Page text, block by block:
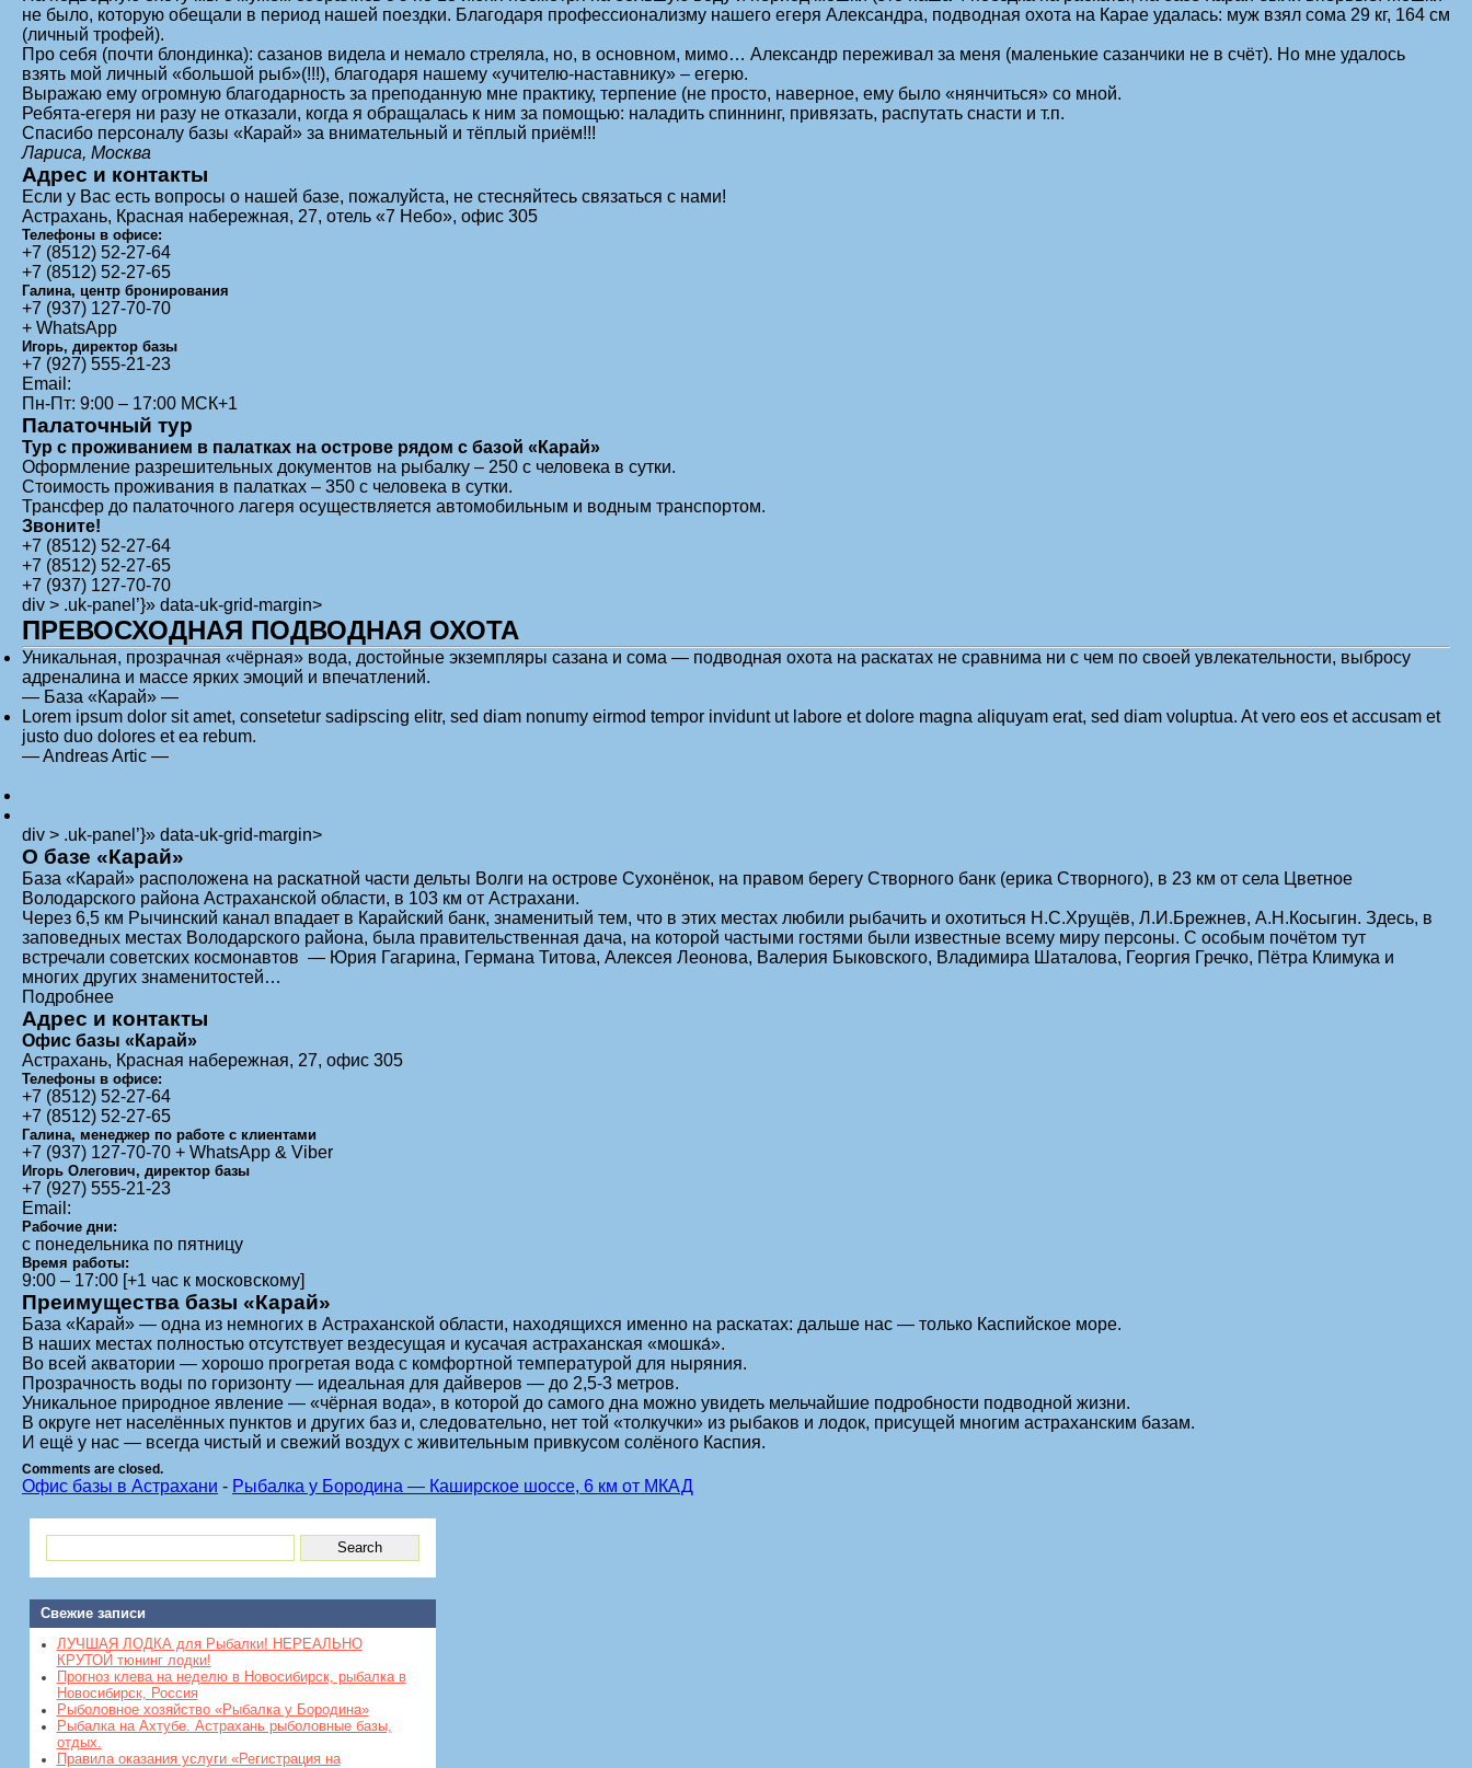
не было, которую обещали в период нашей поездки. Благодаря профессионализму нашего егеря Александра, подводная охота на Карае удалась: муж взял сома 29 кг, 164 см
(личный трофей).
Про себя (почти блондинка): сазанов видела и немало стреляла, но, в основном, мимо… Александр переживал за меня (маленькие сазанчики не в счёт). Но мне удалось
взять мой личный «большой рыб»(!!!), благодаря нашему «учителю-наставнику» – егерю.
Выражаю ему огромную благодарность за преподанную мне практику, терпение (не просто, наверное, ему было «нянчиться» со мной.
Ребята-егеря ни разу не отказали, когда я обращалась к ним за помощью: наладить спиннинг, привязать, распутать снасти и т.п.
Спасибо персоналу базы «Карай» за внимательный и тёплый приём!!!
Лариса, Москва
Адрес и контакты
Если у Вас есть вопросы о нашей базе, пожалуйста, не стесняйтесь связаться с нами!
Астрахань, Красная набережная, 27, отель «7 Небо», офис 305
Телефоны в офисе:
+7 (8512) 52-27-64
+7 (8512) 52-27-65
Галина, центр бронирования
+7 (937) 127-70-70
+ WhatsApp
Игорь, директор базы
+7 (927) 555-21-23
Email:
Пн-Пт: 9:00 – 17:00 МСК+1
Палаточный тур
Тур с проживанием в палатках на острове рядом с базой «Карай»
Оформление разрешительных документов на рыбалку – 250 с человека в сутки.
Стоимость проживания в палатках – 350 с человека в сутки.
Трансфер до палаточного лагеря осуществляется автомобильным и водным транспортом.
Звоните!
+7 (8512) 52-27-64
+7 (8512) 52-27-65
+7 (937) 127-70-70
div > .uk-panel’}» data-uk-grid-margin>
ПРЕВОСХОДНАЯ ПОДВОДНАЯ ОХОТА
Уникальная, прозрачная «чёрная» вода, достойные экземпляры сазана и сома — подводная охота на раскатах не сравнима ни с чем по своей увлекательности, выбросу
адреналина и массе ярких эмоций и впечатлений.
— База «Карай» —
Lorem ipsum dolor sit amet, consetetur sadipscing elitr, sed diam nonumy eirmod tempor invidunt ut labore et dolore magna aliquyam erat, sed diam voluptua. At vero eos et accusam et
justo duo dolores et ea rebum.
— Andreas Artic —
div > .uk-panel’}» data-uk-grid-margin>
О базе «Карай»
База «Карай» расположена на раскатной части дельты Волги на острове Сухонёнок, на правом берегу Створного банк (ерика Створного), в 23 км от села Цветное
Володарского района Астраханской области, в 103 км от Астрахани.
Через 6,5 км Рычинский канал впадает в Карайский банк, знаменитый тем, что в этих местах любили рыбачить и охотиться Н.С.Хрущёв, Л.И.Брежнев, А.Н.Косыгин. Здесь, в
заповедных местах Володарского района, была правительственная дача, на которой частыми гостями были известные всему миру персоны. С особым почётом тут
встречали советских космонавтов — Юрия Гагарина, Германа Титова, Алексея Леонова, Валерия Быковского, Владимира Шаталова, Георгия Гречко, Пётра Климука и
многих других знаменитостей…
Подробнее
Адрес и контакты
Офис базы «Карай»
Астрахань, Красная набережная, 27, офис 305
Телефоны в офисе:
+7 (8512) 52-27-64
+7 (8512) 52-27-65
Галина, менеджер по работе с клиентами
+7 (937) 127-70-70 + WhatsApp & Viber
Игорь Олегович, директор базы
+7 (927) 555-21-23
Email:
Рабочие дни:
с понедельника по пятницу
Время работы:
9:00 – 17:00 [+1 час к московскому]
Преимущества базы «Карай»
База «Карай» — одна из немногих в Астраханской области, находящихся именно на раскатах: дальше нас — только Каспийское море.
В наших местах полностью отсутствует вездесущая и кусачая астраханская «мошка́».
Во всей акватории — хорошо прогретая вода с комфортной температурой для ныряния.
Прозрачность воды по горизонту — идеальная для дайверов — до 2,5-3 метров.
Уникальное природное явление — «чёрная вода», в которой до самого дна можно увидеть мельчайшие подробности подводной жизни.
В округе нет населённых пунктов и других баз и, следовательно, нет той «толкучки» из рыбаков и лодок, присущей многим астраханским базам.
И ещё у нас — всегда чистый и свежий воздух с живительным привкусом солёного Каспия.
Comments are closed.
Офис базы в Астрахани - Рыбалка у Бородина — Каширское шоссе, 6 км от МКАД
Свежие записи
ЛУЧШАЯ ЛОДКА для Рыбалки! НЕРЕАЛЬНО
КРУТОЙ тюнинг лодки!
Прогноз клева на неделю в Новосибирск, рыбалка в
Новосибирск, Россия
Рыболовное хозяйство «Рыбалка у Бородина»
Рыбалка на Ахтубе. Астрахань рыболовные базы,
отдых.
Правила оказания услуги «Регистрация на